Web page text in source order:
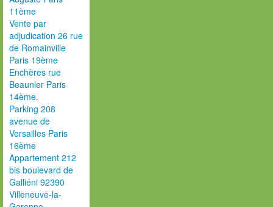
11ème
Vente par
adjudication 26 rue
de Romainville
Paris 19ème
Enchères rue
Beaunier Paris
14ème.
Parking 208
avenue de
Versailles Paris
16ème
Appartement 212
bis boulevard de
Galliéni 92390
Villeneuve-la-